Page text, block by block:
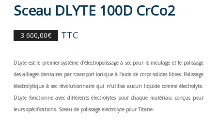
Sceau DLYTE 100D CrCo2
3 600,00€ TTC
DLyte est le premier système d’électropolissage à sec pour le meulage et le polissage
des alliages dentaires par transport ionique à l’aide de corps solides libres. Polissage
électrolytique à sec révolutionnaire qui n’utilise aucun liquide comme électrolyte.
DLyte fonctionne avec différents électrolytes pour chaque matériau, conçus pour
leurs spécifications. Sceau de polissage electrolyte pour Titane.